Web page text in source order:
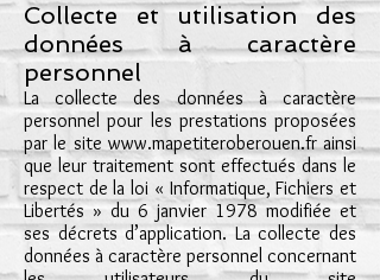
Collecte et utilisation des
données à caractère
personnel
La collecte des données à caractère
personnel pour les prestations proposées
par le site www.mapetiteroberouen.frainsi
que leur traitement sont effectués dans le
respect de la loi « Informatique, Fichiers et
Libertés » du 6 janvier 1978 modifiée et
ses décrets d’application. La collecte des
données à caractère personnel concernant